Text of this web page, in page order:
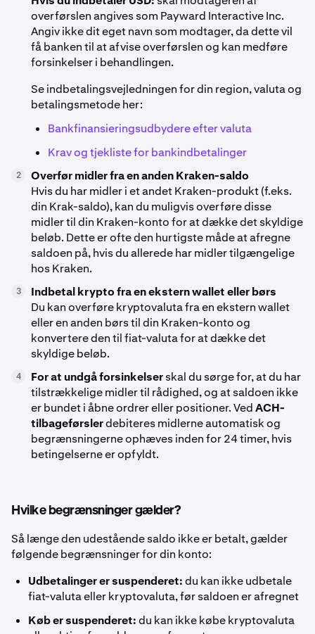
overførslen angives som Payward Interactive Inc.
Angiv ikke dit eget navn som modtager, da dette vil
få banken til at afvise overførslen og kan medføre
forsinkelser i behandlingen.
Se indbetalingsvejledningen for din region, valuta og
betalingsmetode her:
Bankfinansieringsudbydere efter valuta
Krav og tjekliste for bankindbetalinger
2
Overfør midler fra en anden Kraken-saldo
Hvis du har midler i et andet Kraken-produkt (f.eks.
din Krak-saldo), kan du muligvis overføre disse
midler til din Kraken-konto for at dække det skyldige
beløb. Dette er ofte den hurtigste måde at afregne
saldoen på, hvis du allerede har midler tilgængelige
hos Kraken.
3
Indbetal krypto fra en ekstern wallet eller børs
Du kan overføre kryptovaluta fra en ekstern wallet
eller en anden børs til din Kraken-konto og
konvertere den til fiat-valuta for at dække det
skyldige beløb.
4 For at undgå forsinkelserskal du sørge for, at du har
tilstrækkelige midler til rådighed, og at saldoen ikke
er bundet i åbne ordrer eller positioner. VedACH-
tilbageførslerdebiteres midlerne automatisk og
begrænsningerne ophæves inden for 24 timer, hvis
betingelserne er opfyldt.
Hvilke begrænsninger gælder?
Så længe den udestående saldo ikke er betalt, gælder
følgende begrænsninger for din konto:
Udbetalinger er suspenderet:du kan ikke udbetale
fiat-valuta eller kryptovaluta, før saldoen er afregnet
Køb er suspenderet:du kan ikke købe kryptovaluta